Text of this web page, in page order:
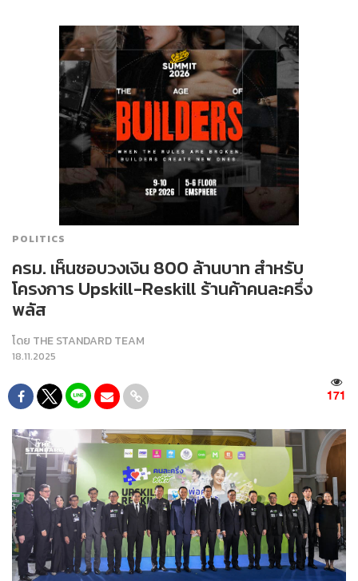
POLITICS
ครม. เห็นชอบวงเงิน 800 ล้านบาท สำหรับ
โครงการ Upskill-Reskill ร้านค้าคนละครึ่ง
พลัส
โดย THE STANDARD TEAM
18.11.2025
171